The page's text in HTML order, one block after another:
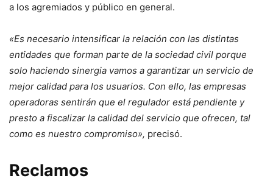
a los agremiados y público en general.
«Es necesario intensificar la relación con las distintas
entidades que forman parte de la sociedad civil porque
solo haciendo sinergia vamos a garantizar un servicio de
mejor calidad para los usuarios. Con ello, las empresas
operadoras sentirán que el regulador está pendiente y
presto a fiscalizar la calidad del servicio que ofrecen, tal
como es nuestro compromiso», precisó.
Reclamos